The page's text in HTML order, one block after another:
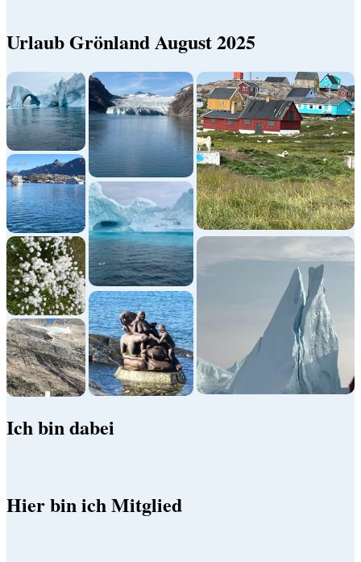
Urlaub Grönland August 2025
Ich bin dabei
Hier bin ich Mitglied